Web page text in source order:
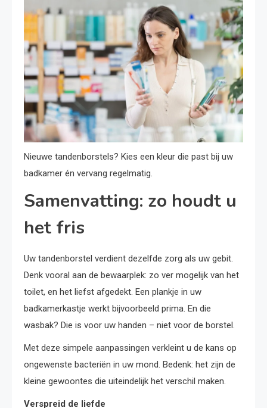
Nieuwe tandenborstels? Kies een kleur die past bij uw
badkamer én vervang regelmatig.
Samenvatting: zo houdt u
het fris
Uw tandenborstel verdient dezelfde zorg als uw gebit.
Denk vooral aan de bewaarplek: zo ver mogelijk van het
toilet, en het liefst afgedekt. Een plankje in uw
badkamerkastje werkt bijvoorbeeld prima. En die
wasbak? Die is voor uw handen – niet voor de borstel.
Met deze simpele aanpassingen verkleint u de kans op
ongewenste bacteriën in uw mond. Bedenk: het zijn de
kleine gewoontes die uiteindelijk het verschil maken.
Verspreid de liefde